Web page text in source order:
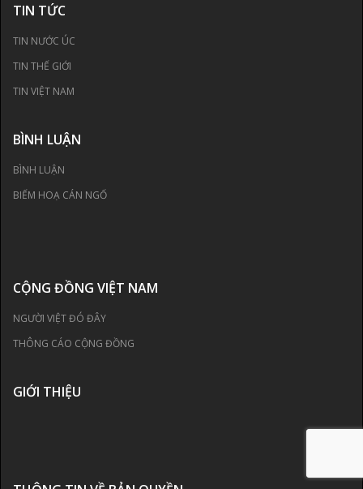
TIN TỨC
TIN NƯỚC ÚC
TIN THẾ GIỚI
TIN VIỆT NAM
BÌNH LUẬN
BÌNH LUẬN
BIẾM HOẠ CÁN NGỐ
CỘNG ĐỒNG VIỆT NAM
NGƯỜI VIỆT ĐÓ ĐÂY
THÔNG CÁO CỘNG ĐỒNG
GIỚI THIỆU